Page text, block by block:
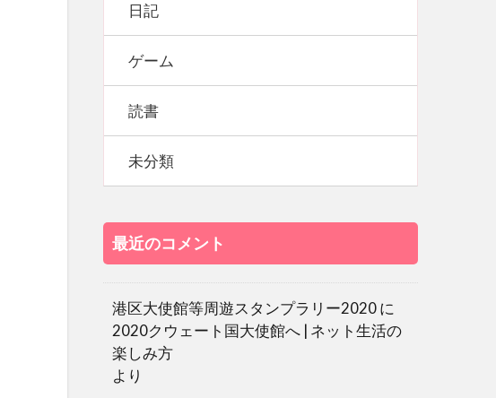
日記
ゲーム
読書
未分類
最近のコメント
港区大使館等周遊スタンプラリー2020に
2020クウェート国大使館へ | ネット生活の
楽しみ方
より